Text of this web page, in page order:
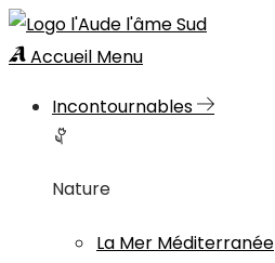
Accueil Menu
Incontournables
Nature
La Mer Méditerranée